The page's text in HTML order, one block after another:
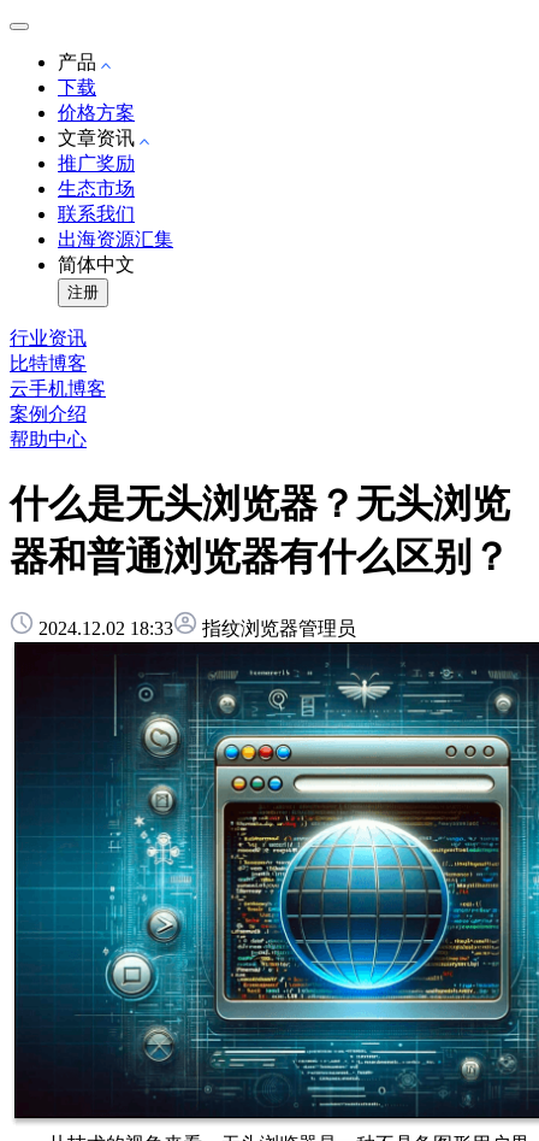
产品
下载
价格方案
文章资讯
推广奖励
生态市场
联系我们
出海资源汇集
简体中文
注册
行业资讯
比特博客
云手机博客
案例介绍
帮助中心
什么是无头浏览器？无头浏览
器和普通浏览器有什么区别？
2024.12.02 18:33 指纹浏览器管理员